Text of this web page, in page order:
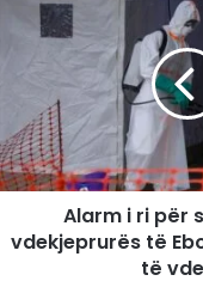
Alarm i ri për
vdekjeprurës të
të